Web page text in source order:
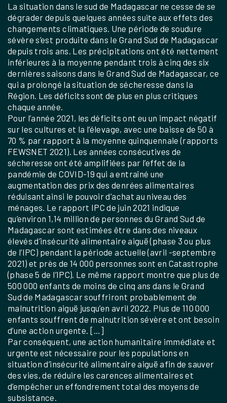
La situation dans le sud de Madagascar ne cesse de se
dégrader depuis quelques années suite aux effets des
changements climatiques. Une période de soudure
sévère s’est produite dans le Grand Sud de Madagascar
depuis trois ans. Les précipitations ont été nettement
inférieures à la moyenne pendant trois à cinq des six
dernières saisons dans le Grand Sud de Madagascar, ce
qui a prolongé la situation de sécheresse dans la
Région. Les déficits sont de plus en plus critiques
chaque année.
Pour l’année 2021, les déficits ont eu un impact négatif
sur les cultures et la l’élevage, avec une baisse de 50 à
70 % par rapport à la moyenne quinquennale (rapports
FEWSNET 2021). Les années consécutives de
sécheresse ont été amplifiées par l’effet de la
pandémie de COVID-19 qui a entraîné une
augmentation des prix des denrées alimentaires
réduisant ainsi le pouvoir d’achat au niveau des
ménages. Le rapport IPC de juin 2021 indique
qu’environ 1,14 million de personnes du Grand Sud de
Madagascar sont estimées être dans des niveaux
élevés d’insécurité alimentaire aiguë (phase 3 ou plus
de l’IPC) pendant la période actuelle (avril -septembre
2021) et près de 14 000 personnes sont en Catastrophe
(phase 5 de l’IPC). Le même rapport montre que plus de
500 000 enfants de moins de cinq ans dans le Grand
Sud de Madagascar souffriront probablement de
malnutrition aiguë jusqu’en avril 2022. Plus de 110 000
enfants souffrent de malnutrition sévère et ont besoin
d’une action urgente. […]
Par conséquent, une action humanitaire immédiate et
urgente est nécessaire pour les populations en
situation d’insécurité alimentaire aiguë afin de sauver
des vies, de réduire les carences alimentaires et
d’empêcher un effondrement total des moyens de
subsistance.